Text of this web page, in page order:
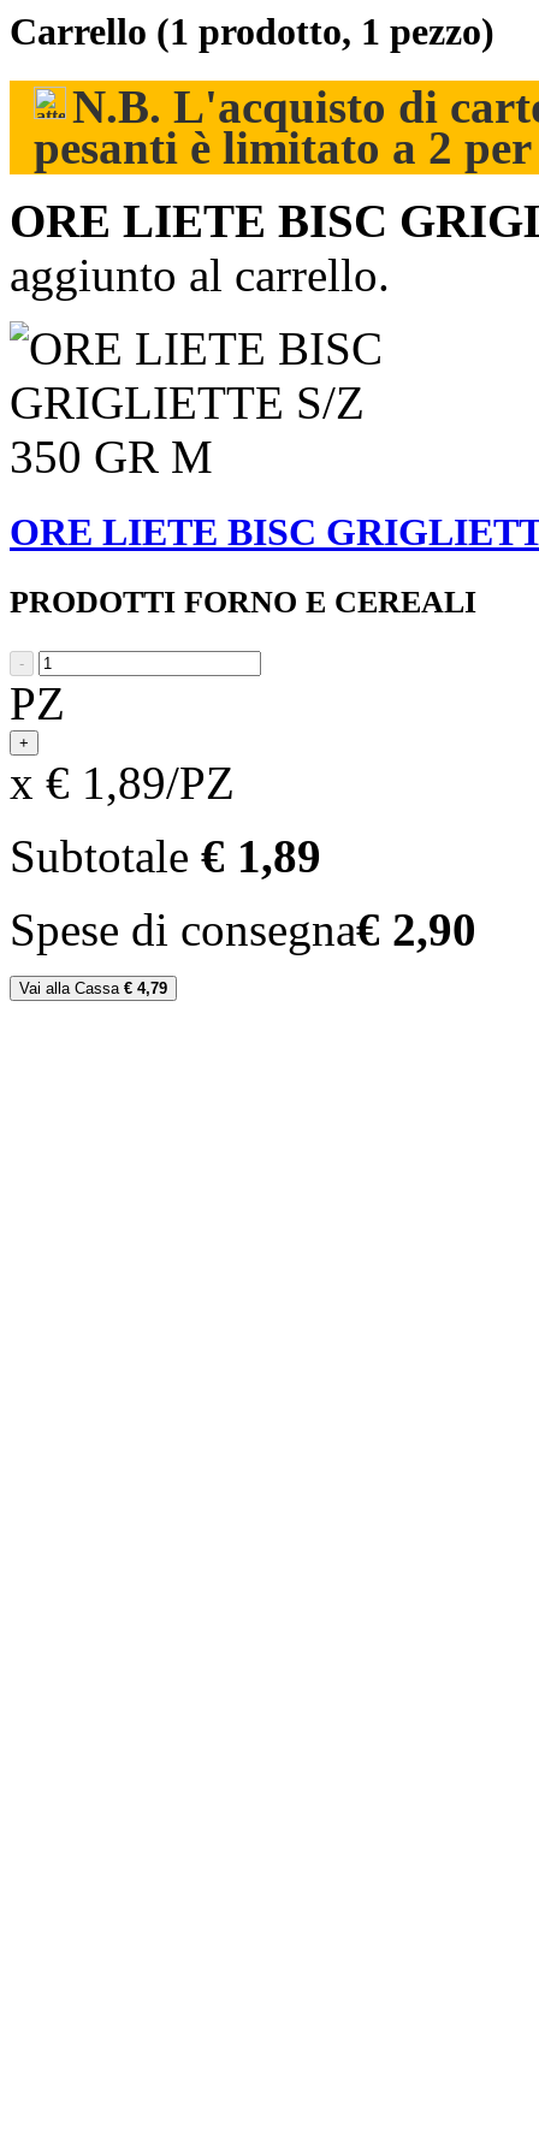
Carrello (1 prodotto, 1 pezzo)
N.B. L'acquisto di
pesanti è limitato a 2 per
ORE LIETE BISC
aggiunto al carrello.
ORE LIETE BISC
PRODOTTI FORNO E CEREALI
-
PZ
+
x € 1,89/PZ
Subtotale € 1,89
Spese di consegna€ 2,90
Vai alla Cassa € 4,79